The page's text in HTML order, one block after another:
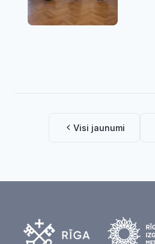
Visi jaunumi